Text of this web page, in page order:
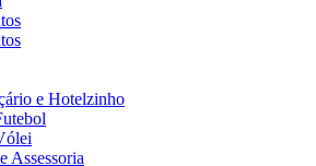
e Hotelzinho
Assessoria